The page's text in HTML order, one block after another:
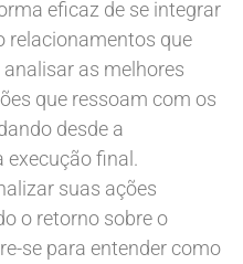
eficaz de se integrar
relacionamentos que
as melhores
que ressoam com os
desde a
execução final.
suas ações
o retorno sobre o
se para entender como